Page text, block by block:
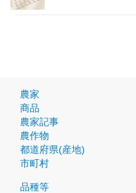
農家
商品
農家記事
農作物
都道府県(産地)
市町村
品種等